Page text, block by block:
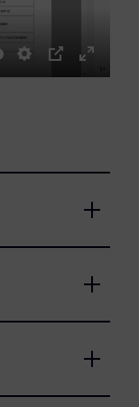
Settings
PIP
Enter